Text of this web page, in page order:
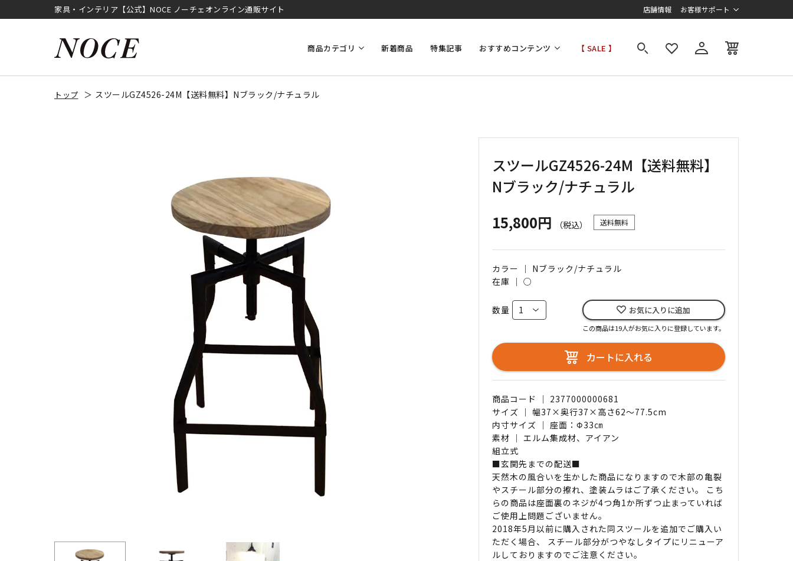
家具・インテリア【公式】NOCE ノーチェオンライン通販サイト 店舗情報 お客様サポート
商品カテゴリ 新着商品 特集記事 おすすめコンテンツ 【 SALE 】
トップ スツールGZ4526-24M【送料無料】Nブラック/ナチュラル
スツールGZ4526-24M【送料無料】
Nブラック/ナチュラル
15,800円
（税込） 送料無料
カラー ｜ Nブラック/ナチュラル
在庫 ｜○
数量 お気に入りに追加
この商品は19人がお気に入りに登録しています。
カートに入れる
商品コード ｜ 2377000000681
サイズ ｜ 幅37×奥行37×高さ62～77.5cm
内寸サイズ ｜ 座面：Φ33㎝
素材 ｜ エルム集成材、アイアン
組立式
■玄関先までの配送■
天然木の風合いを生かした商品になりますので木部の亀裂
やスチール部分の擦れ、塗装ムラはご了承ください。 こち
らの商品は座面裏のネジが4つ角1か所ずつ止まっていれば
ご使用上問題ございません。
2018年5月以前に購入された同スツールを追加でご購入い
ただく場合、 スチール部分がつやなしタイプにリニューア
ルしておりますのでご注意ください。